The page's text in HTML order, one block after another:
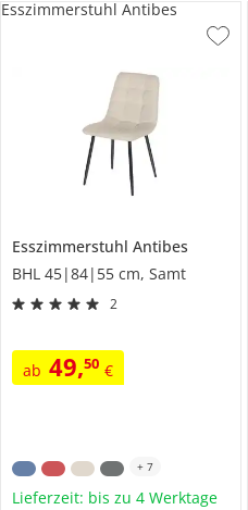
Esszimmerstuhl Antibes
BHL 45|84|55 cm, Samt
2
ab 49,50 €
Esszimmerstuhl Antibes
+ 7
Lieferzeit: bis zu 4 Werktage